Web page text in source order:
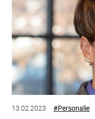
13.02.2023 #Personalie